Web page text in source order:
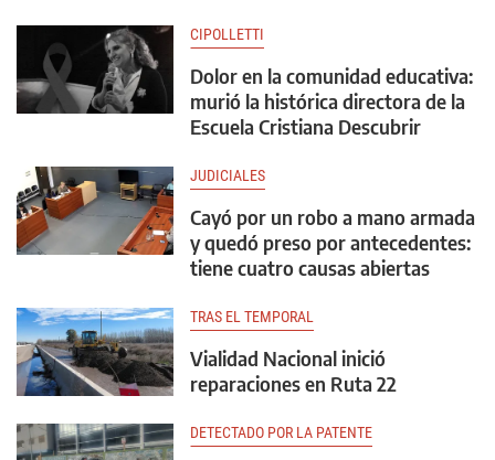
CIPOLLETTI
Dolor en la comunidad educativa:
murió la histórica directora de la
Escuela Cristiana Descubrir
JUDICIALES
Cayó por un robo a mano armada
y quedó preso por antecedentes:
tiene cuatro causas abiertas
TRAS EL TEMPORAL
Vialidad Nacional inició
reparaciones en Ruta 22
DETECTADO POR LA PATENTE